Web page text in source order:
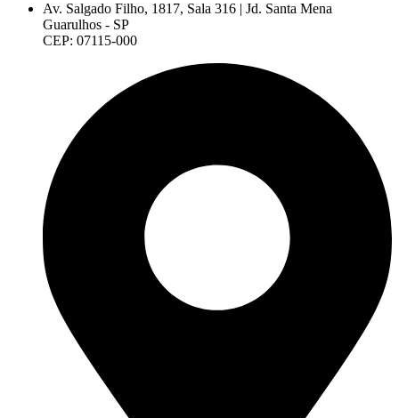
Av. Salgado Filho, 1817, Sala 316 | Jd. Santa Mena
Guarulhos - SP
CEP: 07115-000